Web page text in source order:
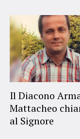
Il Diacono
Mattacheo
al Signore